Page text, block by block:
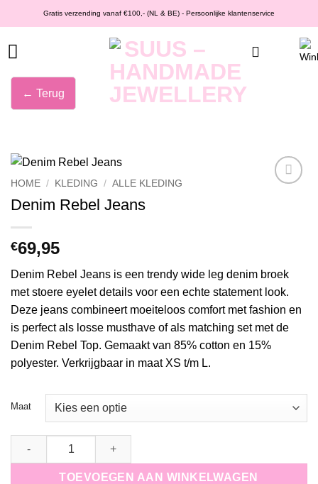
naar
inhoud
Gratis verzending vanaf €100,- (NL & BE) - Persoonlijke klantenservice
← Terug
HOME / KLEDING / ALLE KLEDING
Denim Rebel Jeans
€69,95
Denim Rebel Jeans is een trendy wide leg denim broek
met stoere eyelet details voor een echte statement look.
Deze jeans combineert moeiteloos comfort met fashion en
is perfect als losse musthave of als matching set met de
Denim Rebel Top. Gemaakt van 85% cotton en 15%
polyester. Verkrijgbaar in maat XS t/m L.
Maat
TOEVOEGEN AAN WINKELWAGEN